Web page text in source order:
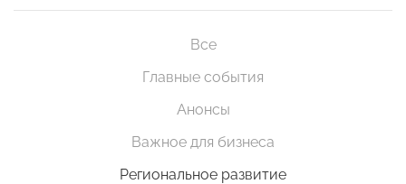
Все
Главные события
Анонсы
Важное для бизнеса
Региональное развитие